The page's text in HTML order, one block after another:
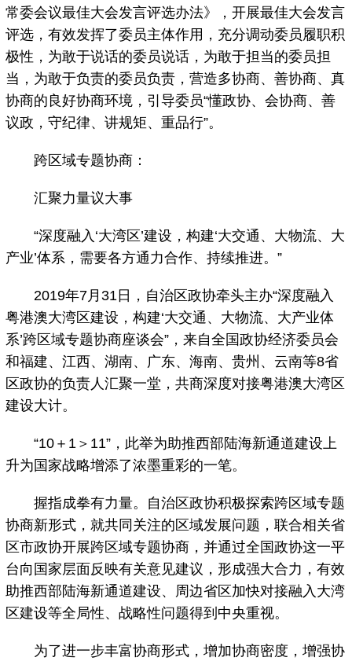
常委会议最佳大会发言评选办法》，开展最佳大会发言
评选，有效发挥了委员主体作用，充分调动委员履职积
极性，为敢于说话的委员说话，为敢于担当的委员担
当，为敢于负责的委员负责，营造多协商、善协商、真
协商的良好协商环境，引导委员“懂政协、会协商、善
议政，守纪律、讲规矩、重品行”。
跨区域专题协商：
汇聚力量议大事
“深度融入‘大湾区’建设，构建‘大交通、大物流、大
产业’体系，需要各方通力合作、持续推进。”
2019年7月31日，自治区政协牵头主办“深度融入
粤港澳大湾区建设，构建‘大交通、大物流、大产业体
系’跨区域专题协商座谈会”，来自全国政协经济委员会
和福建、江西、湖南、广东、海南、贵州、云南等8省
区政协的负责人汇聚一堂，共商深度对接粤港澳大湾区
建设大计。
“10＋1＞11”，此举为助推西部陆海新通道建设上
升为国家战略增添了浓墨重彩的一笔。
握指成拳有力量。自治区政协积极探索跨区域专题
协商新形式，就共同关注的区域发展问题，联合相关省
区市政协开展跨区域专题协商，并通过全国政协这一平
台向国家层面反映有关意见建议，形成强大合力，有效
助推西部陆海新通道建设、周边省区加快对接融入大湾
区建设等全局性、战略性问题得到中央重视。
为了进一步丰富协商形式，增加协商密度，增强协